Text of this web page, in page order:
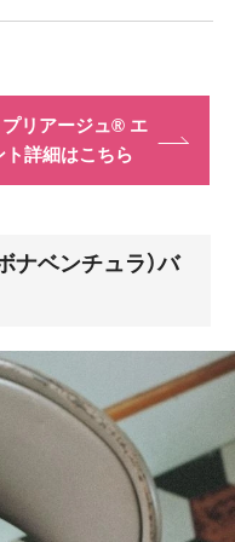
プリアージュ® エ
ト詳細はこちら
ナベンチュラ）バ